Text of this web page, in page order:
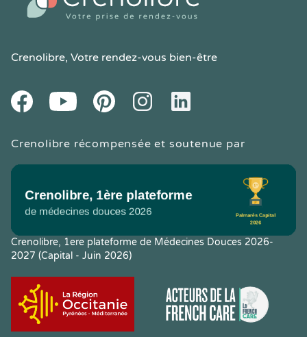
Crenolibre, Votre rendez-vous bien-être
FacebookYoutube PinteresetInstagramLinkedIn
Crenolibre récompensée et soutenue par
Crenolibre, 1ere plateforme de Médecines Douces 2026-
2027 (Capital - Juin 2026)